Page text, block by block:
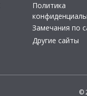
Политика
Замечания по
Другие сайты
©